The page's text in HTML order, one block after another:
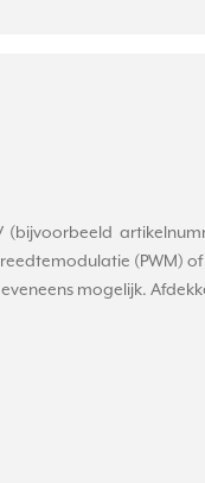
(PWM)
mogelijk.